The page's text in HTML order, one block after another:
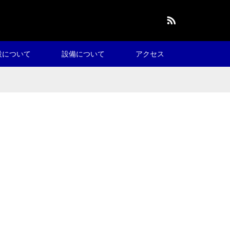
について 設備について アクセス